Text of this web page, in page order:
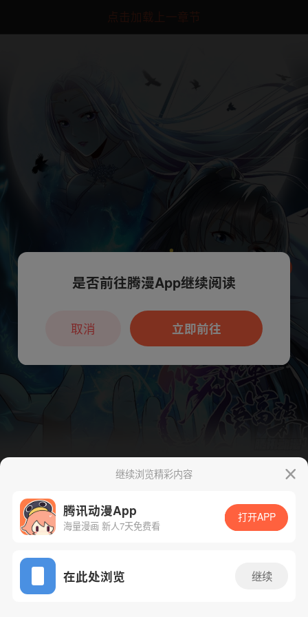
点击加载上一章节
App免费看
继续浏览精彩内容
腾讯动漫App
海量漫画 新人7天免费看
打开APP
在此处浏览 继续
本章节仅支持App阅读，可打开App新用
户7天免费看
是否前往腾漫App继续阅读
立即前往
取消